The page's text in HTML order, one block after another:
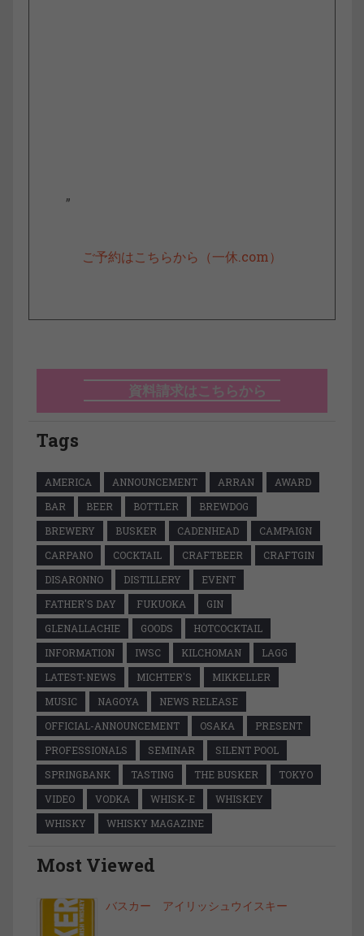
”
ご予約はこちらから（一休.com）
資料請求はこちらから
Tags
AMERICA ANNOUNCEMENT ARRAN
AWARD
BAR
BEER BOTTLER
BREWDOG
BREWERY
BUSKER CADENHEAD
CAMPAIGN
CARPANO
COCKTAIL CRAFTBEER
CRAFTGIN
DISARONNO
DISTILLERY
EVENT
FATHER'S DAY
FUKUOKA
GIN
GLENALLACHIE
GOODS
HOTCOCKTAIL
INFORMATION
IWSC KILCHOMAN
LAGG
LATEST-NEWS
MICHTER'S
MIKKELLER
MUSIC
NAGOYA
NEWS RELEASE
OFFICIAL-ANNOUNCEMENT
OSAKA
PRESENT
PROFESSIONALS
SEMINAR
SILENT POOL
SPRINGBANK
TASTING THE BUSKER
TOKYO
VIDEO
VODKA WHISK-E
WHISKEY
WHISKY
WHISKY MAGAZINE
Most Viewed
バスカー アイリッシュウイスキー